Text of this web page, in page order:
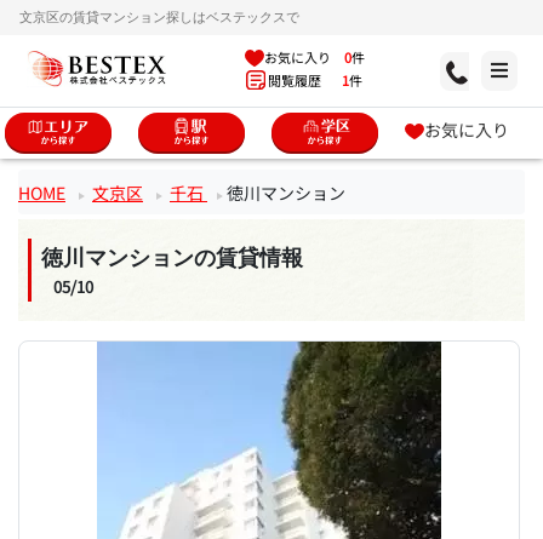
文京区の賃貸マンション探しはベステックスで
お気に入り 0件
閲覧履歴 1件
お気に入り
HOME 文京区 千石 徳川マンション
徳川マンションの賃貸情報
05/10